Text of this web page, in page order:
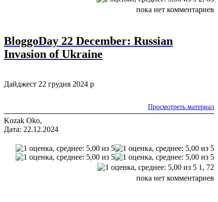
пока нет комментариев
BloggoDay 22 December: Russian
Invasion of Ukraine
Дайджест 22 грудня 2024 р
Просмотреть материал
Kozak Oko,
Дата: 22.12.2024
1, 72
пока нет комментариев